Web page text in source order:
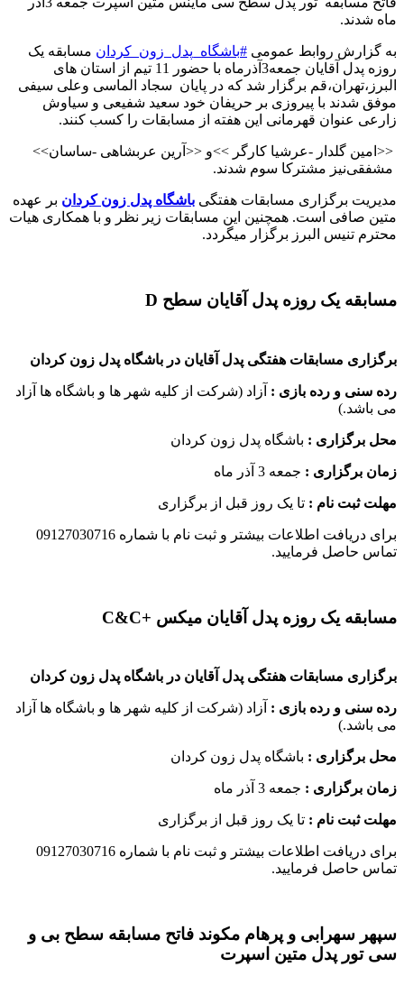
ماه شدند.
به گزارش روابط عمومی #باشگاه_پدل_زون_کردان مسابقه یک
روزه پدل آقایان جمعه3آذرماه با حضور 11 تیم از استان های
البرز،تهران‌،قم برگزار شد که در پایان سجاد الماسی وعلی سیفی
موفق شدند با پیروزی بر حریفان خود سعید شفیعی و سیاوش
زارعی عنوان قهرمانی این هفته از مسابقات را کسب کنند.
>> امین گلدار -عرشیا کارگر <<و >>
<<آرین عربشاهی -ساسان
نیز مشترکا سوم شدند.
مدیریت برگزاری مسابقات هفتگی باشگاه پدل زون کردان بر عهده
متین صافی است. همچنین این مسابقات زیر نظر و با همکاری هیات
محترم تنیس البرز برگزار میگردد.
مسابقه یک روزه پدل آقایان سطح D
برگزاری مسابقات هفتگی پدل آقایان در باشگاه پدل زون کردان
رده سنی و رده بازی : آزاد (شرکت از کلیه شهر ها و باشگاه ها آزاد
می باشد.)
محل برگزاری : باشگاه پدل زون کردان
زمان برگزاری : جمعه 3 آذر ماه
مهلت ثبت نام : تا یک روز قبل از برگزاری
برای دریافت اطلاعات بیشتر و ثبت نام با شماره 09127030716
تماس حاصل فرمایید.
مسابقه یک روزه پدل آقایان میکس +C&C
برگزاری مسابقات هفتگی پدل آقایان در باشگاه پدل زون کردان
رده سنی و رده بازی : آزاد (شرکت از کلیه شهر ها و باشگاه ها آزاد
می باشد.)
محل برگزاری : باشگاه پدل زون کردان
زمان برگزاری : جمعه 3 آذر ماه
مهلت ثبت نام : تا یک روز قبل از برگزاری
برای دریافت اطلاعات بیشتر و ثبت نام با شماره 09127030716
تماس حاصل فرمایید.
سپهر سهرابی و پرهام مکوند فاتح مسابقه سطح بی و
سی تور پدل متین اسپرت